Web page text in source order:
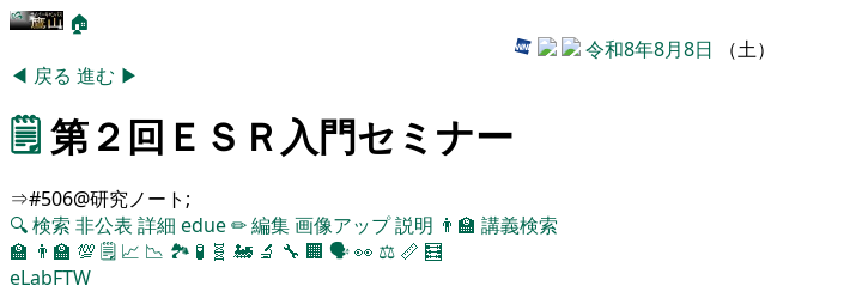
🏠
令和8年8月8日 （土）
◀ 戻る 進む ▶
🗒️第２回ＥＳＲ入門セミナー
⇒#506@研究ノート;
🔍検索 非公表 詳細 edue✏編集画像アップ説明 👨‍🏫 講義検索
🏫 👨‍🏫 💯 🗒️ 📈 📉 🏞 🧪 🧬 🚂 🔬 🔧 🏢 🗣️👀 ⚖️ 📏 🧮
eLabFTW